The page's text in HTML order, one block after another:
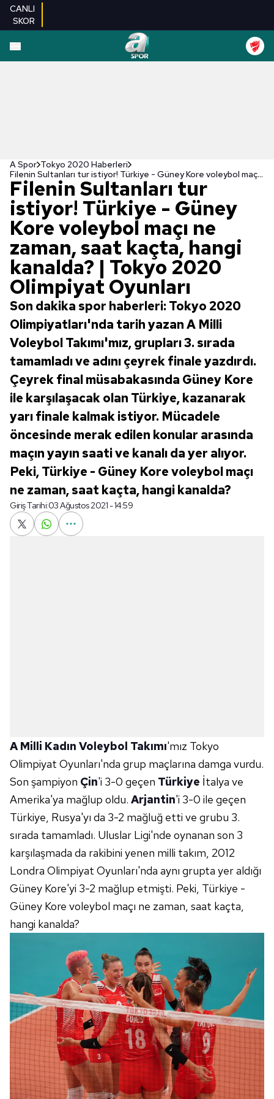
CANLI
SKOR
A Spor Tokyo 2020 Haberleri
Filenin Sultanları tur istiyor! Türkiye - Güney Kore voleybol maçı ne zaman, saat kaçta, hangi kanalda? | Tokyo 2020 Olimpiyat Oyunları
Filenin Sultanları tur
istiyor! Türkiye - Güney
Kore voleybol maçı ne
zaman, saat kaçta, hangi
kanalda? | Tokyo 2020
Olimpiyat Oyunları
Son dakika spor haberleri: Tokyo 2020
Olimpiyatları'nda tarih yazan A Milli
Voleybol Takımı'mız, grupları 3. sırada
tamamladı ve adını çeyrek finale yazdırdı.
Çeyrek final müsabakasında Güney Kore
ile karşılaşacak olan Türkiye, kazanarak
yarı finale kalmak istiyor. Mücadele
öncesinde merak edilen konular arasında
maçın yayın saati ve kanalı da yer alıyor.
Peki, Türkiye - Güney Kore voleybol maçı
ne zaman, saat kaçta, hangi kanalda?
Giriş Tarihi:03 Ağustos 2021 - 14:59
A Milli Kadın Voleybol Takımı'mız Tokyo
Olimpiyat Oyunları'nda grup maçlarına damga vurdu.
Son şampiyon Çin'i 3-0 geçen Türkiye İtalya ve
Amerika'ya mağlup oldu. Arjantin'i 3-0 ile geçen
Türkiye, Rusya'yı da 3-2 mağluğ etti ve grubu 3.
sırada tamamladı. Uluslar Ligi'nde oynanan son 3
karşılaşmada da rakibini yenen milli takım, 2012
Londra Olimpiyat Oyunları'nda aynı grupta yer aldığı
Güney Kore'yi 3-2 mağlup etmişti. Peki, Türkiye -
Güney Kore voleybol maçı ne zaman, saat kaçta,
hangi kanalda?